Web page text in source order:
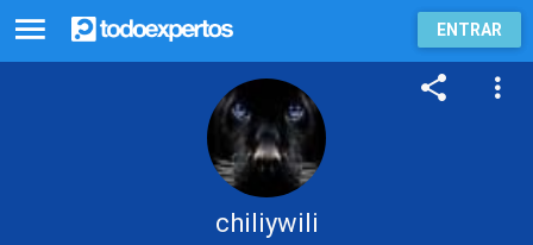
ENTRAR
chiliywili